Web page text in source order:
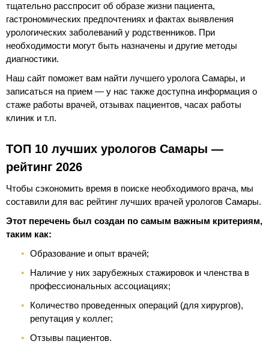
тщательно расспросит об образе жизни пациента,
гастрономических предпочтениях и фактах выявления
урологических заболеваний у родственников. При
необходимости могут быть назначены и другие методы
диагностики.
Наш сайт поможет вам найти лучшего уролога Самары, и
записаться на прием — у нас также доступна информация о
стаже работы врачей, отзывах пациентов, часах работы
клиник и т.п.
ТОП 10 лучших урологов Самары —
рейтинг 2026
Чтобы сэкономить время в поиске необходимого врача, мы
составили для вас рейтинг лучших врачей урологов Самары.
Этот перечень был создан по самым важным критериям,
таким как:
Образование и опыт врачей;
Наличие у них зарубежных стажировок и членства в
профессиональных ассоциациях;
Количество проведенных операций (для хирургов),
репутация у коллег;
Отзывы пациентов.